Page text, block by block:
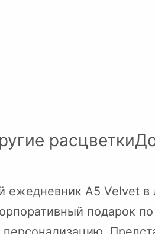
расцветки
ежедневник A5 Velvet в
подарок